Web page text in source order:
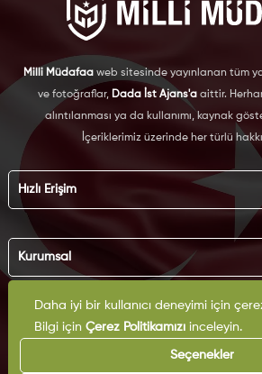
Milli Müdafaa web sitesinde yayınlanan tüm
ve fotoğraflar, Dada İst Ajans'aaittir.
alıntılanması ya da kullanımı, kaynak
İçeriklerimiz üzerinde her türlü
Hızlı Erişim
Künye
Reklam
Arşiv
İletişim
Yazarlar
Kurumsal
KVKK
Çerez Politikası
Gizlilik Politikası
Kullanım Şartları
Daha iyi bir kullanıcı deneyimi için
Bilgi için Çerez Politikamızıinceleyin.
Seçenekler